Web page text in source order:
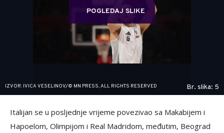
POGLEDAJ SLIKE
IZVOR: IVICA VESELINOV/© MN PRESS, ALL RIGHTS RESERVED Br. slika: 5
Italijan se u posljednje vrijeme povezivao sa Makabijem i
Hapoelom, Olimpijom i Real Madridom, međutim, Beograd